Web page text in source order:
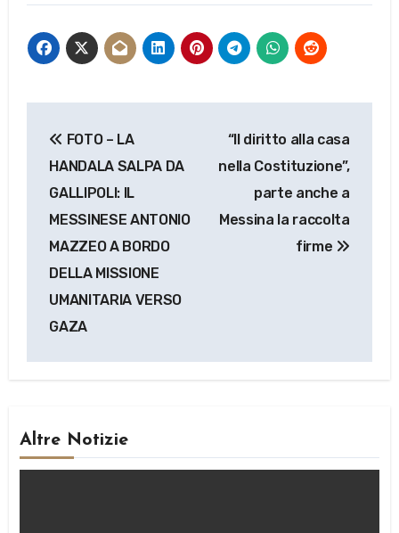
articoli
FOTO – LA
HANDALA SALPA DA
GALLIPOLI: IL
MESSINESE ANTONIO
MAZZEO A BORDO
DELLA MISSIONE
UMANITARIA VERSO
GAZA
“Il diritto alla casa
nella Costituzione”,
parte anche a
Messina la raccolta
firme
Altre Notizie